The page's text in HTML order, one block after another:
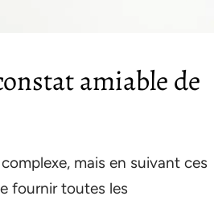
amiable de
mais en suivant ces
fournir toutes les